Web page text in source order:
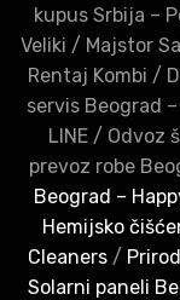
kupus Srbija –
Veliki / Majstor
Rentaj Kombi /
servis Beograd
LINE / Odvoz
prevoz robe
Beograd –
Hemijsko
Cleaners/
Solarni paneli